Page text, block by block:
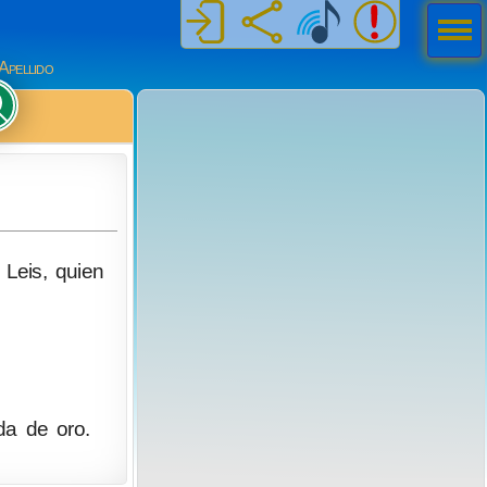
quien
de oro.
Men
ú